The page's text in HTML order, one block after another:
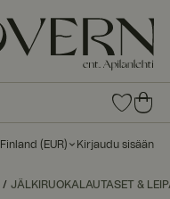
0
tuot
suo
0
tu
ot
a
Finland ( EUR) Kirjaudu sisään
JÄLKIRUOKALAUTASET &